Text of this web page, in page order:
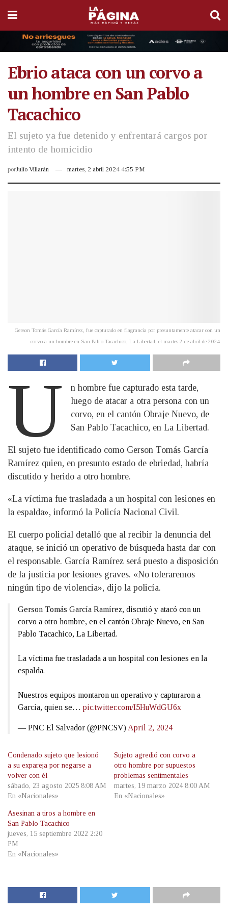
Ebrio ataca con un corvo a
un hombre en San Pablo
Tacachico
El sujeto ya fue detenido y enfrentará cargos por
intento de homicidio
porJulio Villarán martes, 2 abril 2024 4:55 PM
Gerson Tomás García Ramírez, fue capturado en flagrancia por presuntamente atacar con un
corvo a un hombre en San Pablo Tacachico, La Libertad, el martes 2 de abril de 2024
U
n hombre fue capturado esta tarde,
luego de atacar a otra persona con un
corvo, en el cantón Obraje Nuevo, de
San Pablo Tacachico, en La Libertad.
El sujeto fue identificado como Gerson Tomás García
Ramírez quien, en presunto estado de ebriedad, habría
discutido y herido a otro hombre.
«La víctima fue trasladada a un hospital con lesiones en
la espalda», informó la Policía Nacional Civil.
El cuerpo policial detalló que al recibir la denuncia del
ataque, se inició un operativo de búsqueda hasta dar con
el responsable. García Ramírez será puesto a disposición
de la justicia por lesiones graves. «No toleraremos
ningún tipo de violencia», dijo la policía.
Gerson Tomás García Ramírez, discutió y atacó con un
corvo a otro hombre, en el cantón Obraje Nuevo, en San
Pablo Tacachico, La Libertad.
La víctima fue trasladada a un hospital con lesiones en la
espalda.
Nuestros equipos montaron un operativo y capturaron a
García, quien se… pic.twitter.com/I5HuWdGU6x
— PNC El Salvador (@PNCSV) April 2, 2024
Condenado sujeto que lesionó
a su expareja por negarse a
volver con él
sábado, 23 agosto 2025 8:08 AM
En «Nacionales»
Sujeto agredió con corvo a
otro hombre por supuestos
problemas sentimentales
martes, 19 marzo 2024 8:00 AM
En «Nacionales»
Asesinan a tiros a hombre en
San Pablo Tacachico
jueves, 15 septiembre 2022 2:20
PM
En «Nacionales»